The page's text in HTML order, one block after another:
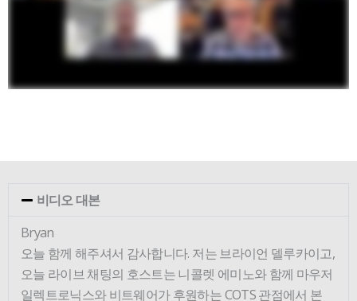
비디오 대본
Bryan
오늘 함께 해주셔서 감사합니다. 저는 브라이언 델루카이고,
오늘 라이브 채팅의 호스트는 니콜렛 에미노와 함께 마우저
일렉트로닉스와 비트웨어가 후원하는 COTS 관점에서 본